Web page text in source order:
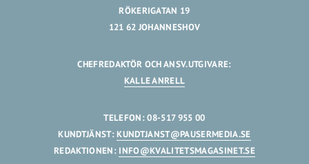
RÖKERIGATAN 19
121 62 JOHANNESHOV
CHEFREDAKTÖR OCH ANSV.UTGIVARE:
KALLE ANRELL
TELEFON: 08-517 955 00
KUNDTJÄNST:KUNDTJANST@PAUSERMEDIA.SE
REDAKTIONEN: INFO@KVALITETSMAGASINET.SE